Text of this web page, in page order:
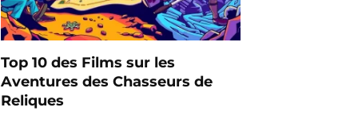
Top 10 des Films sur les
Aventures des Chasseurs de
Reliques